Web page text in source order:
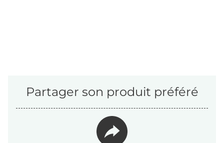
Partager son produit préféré